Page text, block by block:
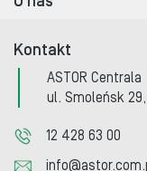
Kontakt
ASTOR Centrala
ul. Smoleńsk 29,
12 428 63 00